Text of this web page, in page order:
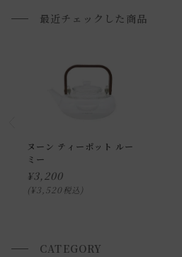
指定ではなく希望と言う形でお荷
返品・交換について
最近チェックした商品
ヌーン ティーポット ルー
ミー
¥3,200
¥3,520 税込
CATEGORY